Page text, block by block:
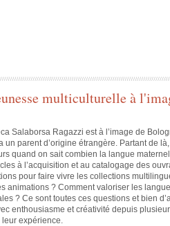
multiculturelle à
Salaborsa Ragazzi est à l’image de
un parent d’origine étrangère. Partant de
quand on sait combien la langue
à l’acquisition et au catalogage des
pour faire vivre les collections
animations ? Comment valoriser les
? Ce sont toutes ces questions et bien
enthousiasme et créativité depuis
expérience.